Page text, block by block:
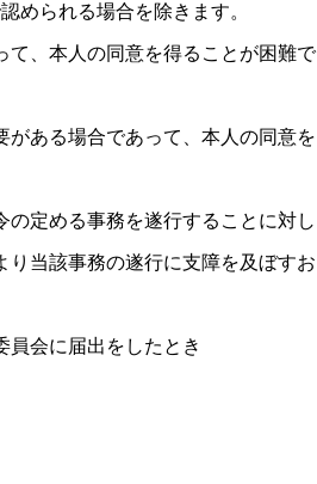
められる場合を除きます。
て、本人の同意を得ることが困難で
ある場合であって、本人の同意を
定める事務を遂行することに対し
当該事務の遂行に支障を及ぼすお
員会に届出をしたとき